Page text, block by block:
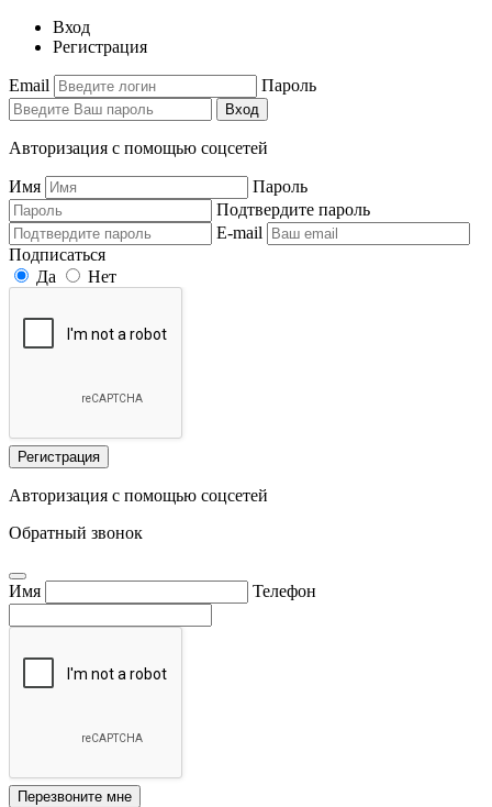
Вход
Регистрация
Email Пароль
Вход
Авторизация с помощью соцсетей
Имя
Пароль
Подтвердите пароль
E-mail
Подписаться
Да
Нет
Регистрация
Авторизация с помощью соцсетей
Обратный звонок
Имя Телефон
Перезвоните мне